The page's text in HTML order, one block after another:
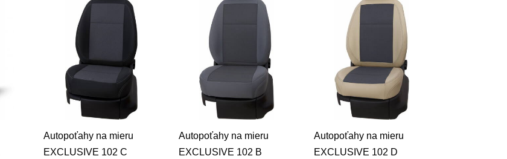
Autopoťahy na mieru
EXCLUSIVE 102 C
Autopoťahy na mieru
EXCLUSIVE 102 B
Autopoťahy na mieru
EXCLUSIVE 102 D